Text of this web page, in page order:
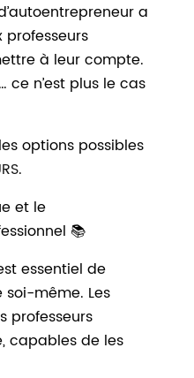
a
à leur compte.
ce n’est plus le cas
options possibles
.
et le
📚
essentiel de
même. Les
professeurs
capables de les